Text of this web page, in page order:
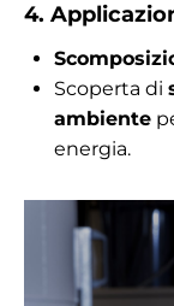
4.
Scoperta di
ambiente
energia.